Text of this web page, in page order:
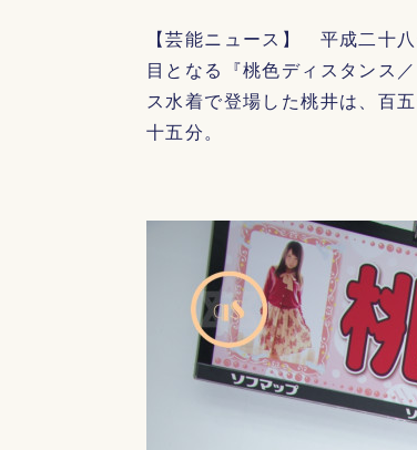
【芸能ニュース】 平成二十
目となる『桃色ディスタンス
ス水着で登場した桃井は、百
十五分。